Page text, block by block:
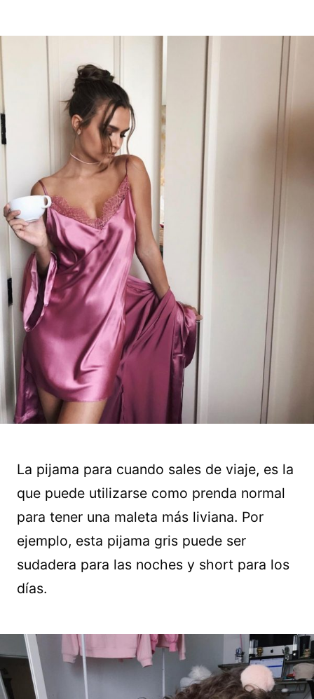
La pijama para cuando sales de viaje, es la
que puede utilizarse como prenda normal
para tener una maleta más liviana. Por
ejemplo, esta pijama gris puede ser
sudadera para las noches y short para los
días.